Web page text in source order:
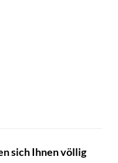
sich Ihnen völlig